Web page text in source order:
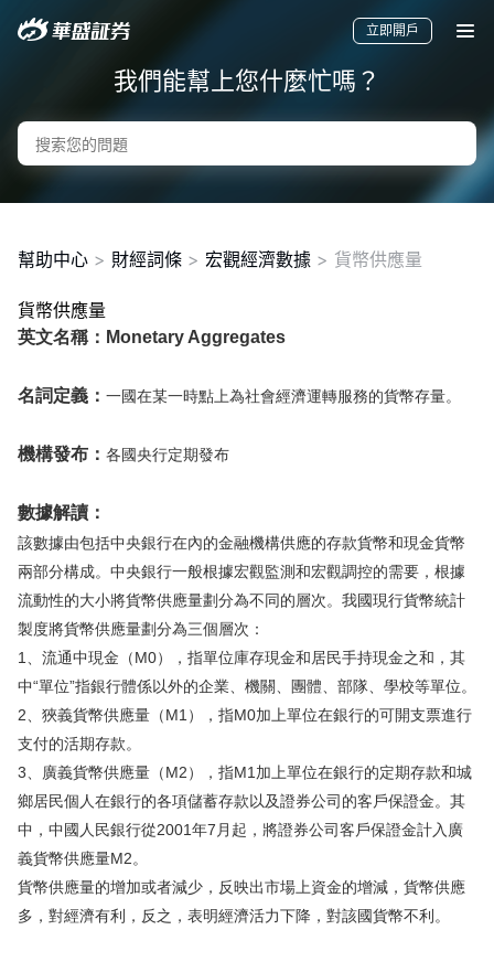
要聞
快訊
美股
港股
新股
華盛APls
低時延極速交易系統
概述
AM 資產管理服務
ECM 股權資本市場服務
FICC 固定收益、外匯和大宗商品服務
WM 財富管理服務
關於我們
媒體報導
立即開戶
我們能幫上您什麼忙嗎？
幫助中心 > 財經詞條 > 宏觀經濟數據 > 貨幣供應量
貨幣供應量
英文名稱：Monetary Aggregates
名詞定義： 一國在某一時點上為社會經濟運轉服務的貨幣存量。
機構發布： 各國央行定期發布
數據解讀：
該數據由包括中央銀行在內的金融機構供應的存款貨幣和現金貨幣
兩部分構成。中央銀行一般根據宏觀監測和宏觀調控的需要，根據
流動性的大小將貨幣供應量劃分為不同的層次。我國現行貨幣統計
製度將貨幣供應量劃分為三個層次：
1、流通中現金（M0），指單位庫存現金和居民手持現金之和，其
中“單位”指銀行體係以外的企業、機關、團體、部隊、學校等單位。
2、狹義貨幣供應量（M1），指M0加上單位在銀行的可開支票進行
支付的活期存款。
3、廣義貨幣供應量（M2），指M1加上單位在銀行的定期存款和城
鄉居民個人在銀行的各項儲蓄存款以及證券公司的客戶保證金。其
中，中國人民銀行從2001年7月起，將證券公司客戶保證金計入廣
義貨幣供應量M2。
貨幣供應量的增加或者減少，反映出市場上資金的增減，貨幣供應
多，對經濟有利，反之，表明經濟活力下降，對該國貨幣不利。